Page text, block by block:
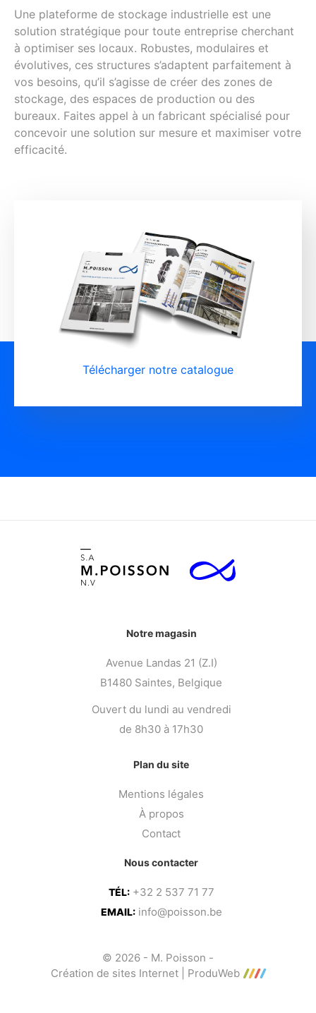
Une plateforme de stockage industrielle est une
solution stratégique pour toute entreprise cherchant
à optimiser ses locaux. Robustes, modulaires et
évolutives, ces structures s’adaptent parfaitement à
vos besoins, qu’il s’agisse de créer des zones de
stockage, des espaces de production ou des
bureaux. Faites appel à un fabricant spécialisé pour
concevoir une solution sur mesure et maximiser votre
efficacité.
Télécharger notre catalogue
Notre magasin
Avenue Landas 21 (Z.I)
B1480 Saintes, Belgique
Ouvert du lundi au vendredi
de 8h30 à 17h30
Plan du site
Mentions légales
À propos
Contact
Nous contacter
TÉL: +32 2 537 71 77
EMAIL: info@poisson.be
© 2026 - M. Poisson -
Création de sites Internet | ProduWeb